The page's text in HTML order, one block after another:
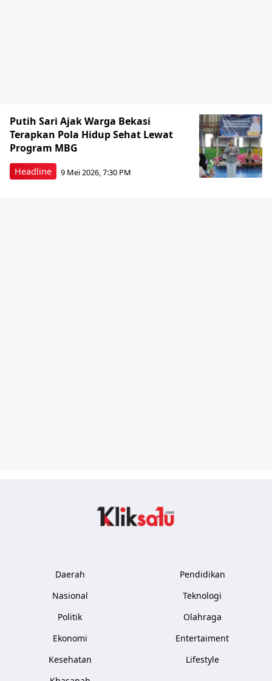
Headline
Putih Sari Ajak Warga Bekasi
Terapkan Pola Hidup Sehat Lewat
Program MBG
9 Mei 2026, 7:30 PM
Daerah
Nasional
Politik
Ekonomi
Kesehatan
Pendidikan
Teknologi
Olahraga
Entertaiment
Lifestyle